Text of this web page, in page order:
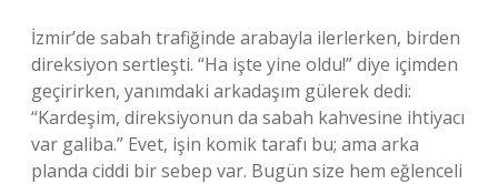
İzmir’de sabah trafiğinde arabayla ilerlerken, birden
direksiyon sertleşti. “Ha işte yine oldu!” diye içimden
geçirirken, yanımdaki arkadaşım gülerek dedi:
“Kardeşim, direksiyonun da sabah kahvesine ihtiyacı
var galiba.” Evet, işin komik tarafı bu; ama arka
planda ciddi bir sebep var. Bugün size hem eğlenceli